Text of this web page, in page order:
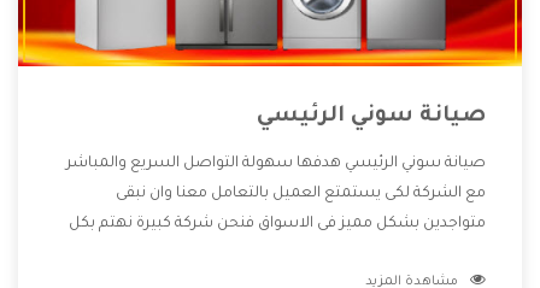
صيانة سوني الرئيسي
صيانة سوني الرئيسي هدفها سهولة التواصل السريع والمباشر
مع الشركة لكى يستمتع العميل بالتعامل معنا وان نبقى
متواجدين بشكل مميز فى الاسواق فنحن شركة كبيرة نهتم بكل
مشاهدة المزيد